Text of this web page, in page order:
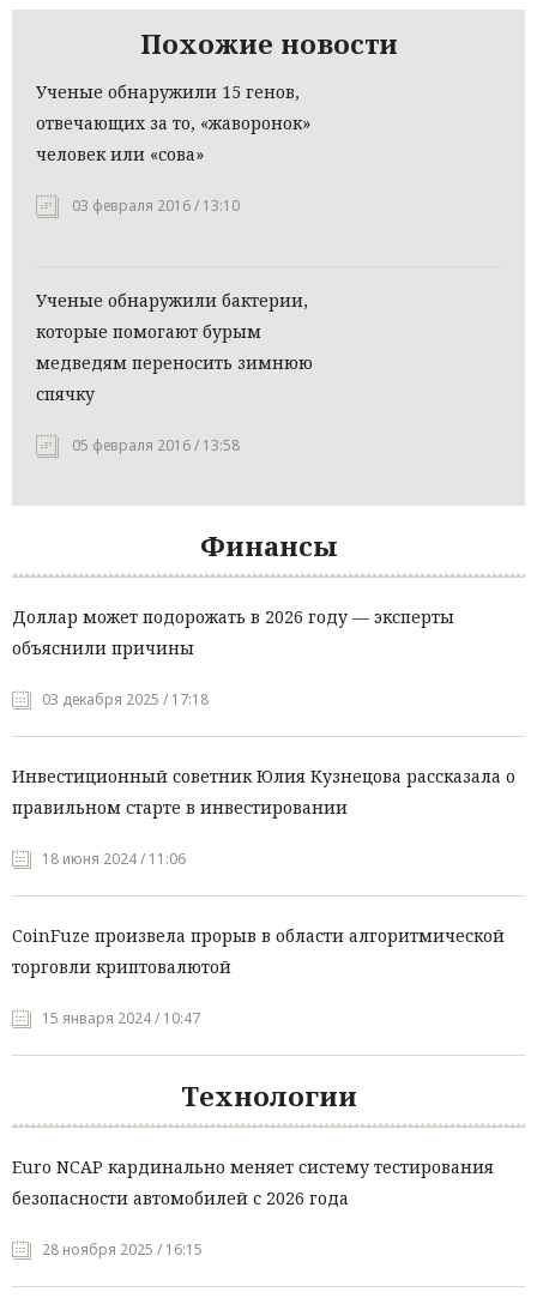
Похожие новости
Ученые обнаружили 15 генов,
отвечающих за то, «жаворонок»
человек или «сова»
03 февраля 2016 / 13:10
Ученые обнаружили бактерии,
которые помогают бурым
медведям переносить зимнюю
спячку
05 февраля 2016 / 13:58
Финансы
Доллар может подорожать в 2026 году — эксперты
объяснили причины
03 декабря 2025 / 17:18
Инвестиционный советник Юлия Кузнецова рассказала о
правильном старте в инвестировании
18 июня 2024 / 11:06
CoinFuze произвела прорыв в области алгоритмической
торговли криптовалютой
15 января 2024 / 10:47
Технологии
Euro NCAP кардинально меняет систему тестирования
безопасности автомобилей с 2026 года
28 ноября 2025 / 16:15